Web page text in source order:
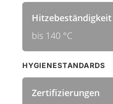
Hitzebeständigkeit
bis 140 °C
HYGIENESTANDARDS
Zertifizierungen